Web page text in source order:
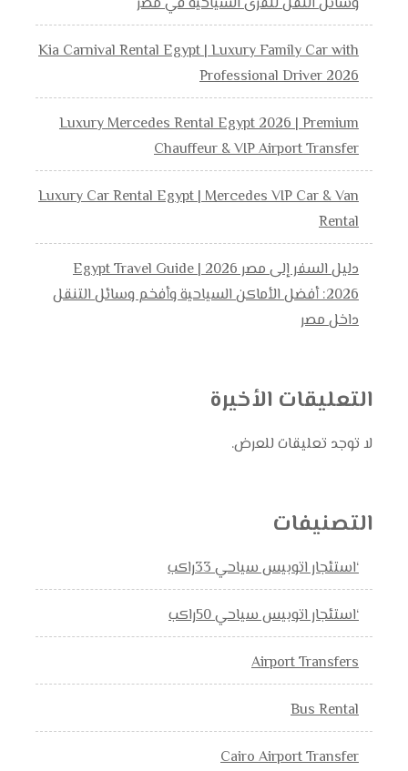
Kia Carnival Rental Egypt | Luxury Family Car with
Professional Driver 2026
Luxury Mercedes Rental Egypt 2026 | Premium
Chauffeur & VIP Airport Transfer
Luxury Car Rental Egypt | Mercedes VIP Car & Van
Rental
دليل السفر إلى مصر 2026 | Egypt Travel Guide
2026: أفضل الأماكن السياحية وأفخم وسائل التنقل
داخل مصر
التعليقات الأخيرة
لا توجد تعليقات للعرض.
التصنيفات
‘استئجار اتوبيس سياحي 33راكب
‘استئجار اتوبيس سياحي 50راكب
Airport Transfers
Bus Rental
Cairo Airport Transfer